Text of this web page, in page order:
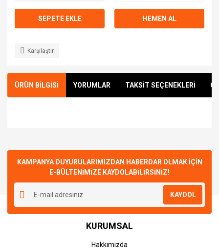
SEPETE EKLE HEMEN AL
Karşılaştır
ÜRÜN BİLGİSİ YORUMLAR TAKSİT SEÇENEKLERİ
Yorum Yaz
kullanarak tarafımıza iletebilirsiniz.
Görüş ve önerileriniz için teşekkür ederiz.
Ürün resmi kalitesiz, bozuk veya görüntülenemiyor.
Ürün açıklamasında eksik bilgiler bulunuyor.
Ürün bilgilerinde hatalar bulunuyor.
Ürün fiyatı diğer sitelerden daha pahalı.
KAMPANYA DUYURULARIMIZDAN HABERDAR OLMAK İÇİN
E-BÜLTENİMİZE KAYDOLABİLİRSİNİZ!
KAYDOL
KURUMSAL
Hakkımızda